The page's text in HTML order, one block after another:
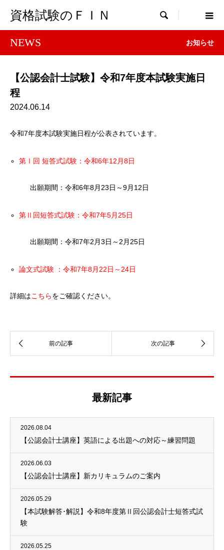
資格試験のＦＩＮ 
NEWS お知らせ
【公認会計士試験】令和7年度本試験実施日
程
2024.06.14
令和7年度本試験実施日程が公表されています。
第Ⅰ回 短答式試験：令和6年12月8日
出願期間：令和6年8月23日～9月12日
第Ⅱ回短答式試験：令和7年5月25日
出願期間：令和7年2月3日～2月25日
論文式試験 ：令和7年8月22日～24日
詳細はこちらをご確認ください。
最新記事
2026.08.04
【公認会計士講座】英語による出題への対応～練習問題
2026.06.03
【公認会計士講座】新カリキュラムのご案内
2026.05.29
【本試験解答･解説】令和8年度第Ⅱ回公認会計士短答式試
験
2026.05.25